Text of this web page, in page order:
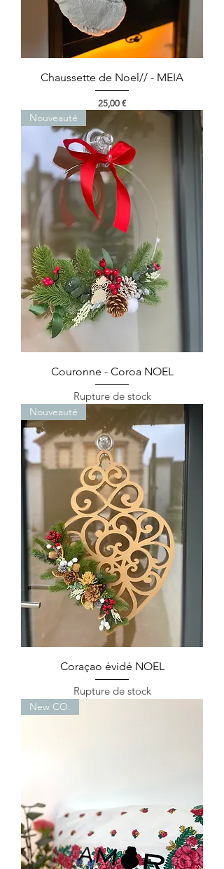
Chaussette de Noel// - MEIA
Prix
25,00 €
Nouveauté
Couronne - Coroa NOEL
Rupture de stock
Nouveauté
Coraçao évidé NOEL
Rupture de stock
New CO.